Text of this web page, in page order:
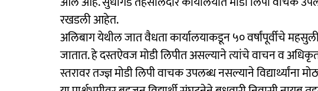
रखडली आहेत.
अलिबाग येथील जात वैधता कार्यालयाकडून ५० वर्षांपूर्वीचे
जातात. हे दस्तऐवज मोडी लिपीत असल्याने त्यांचे वाचन व
स्तरावर तज्ज्ञ मोडी लिपी वाचक उपलब्ध नसल्याने